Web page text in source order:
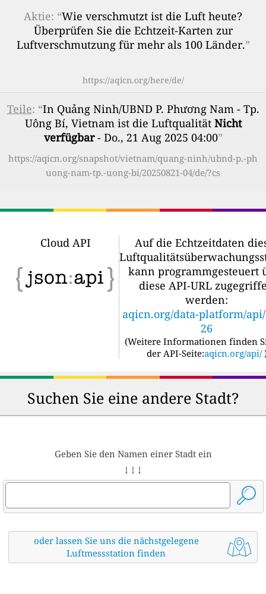
Aktie: “Wie verschmutzt ist die Luft heute?
Überprüfen Sie die Echtzeit-Karten zur
Luftverschmutzung für mehr als 100 Länder.”
https://aqicn.org/here/de/
Teile: “In Quảng Ninh/UBND P. Phương Nam - Tp.
Uông Bí, Vietnam ist die Luftqualität Nicht
verfügbar- Do., 21 Aug 2025 04:00”
https://aqicn.org/snapshot/vietnam/quang-ninh/ubnd-p.-ph
uong-nam-tp.-uong-bi/20250821-04/de/?cs
Cloud API
Auf die Echtzeitdaten
kann programmgesteuert
diese API-URL
werden:
aqicn.org/data-platform/
26
(Weitere Informationen finden
der API-Seite:aqicn.org/api/
Suchen Sie eine andere Stadt?
Geben Sie den Namen einer Stadt ein
↓ ↓ ↓
oder lassen Sie uns die nächstgelegene
Luftmessstation finden